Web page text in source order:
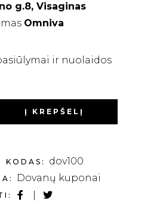
g.8, Visaginas
Omniva
ir nuolaidos
Į KREPŠELĮ
KODAS: dov100
Dovanų kuponai